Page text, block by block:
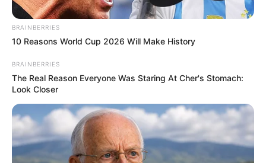
BRAINBERRIES
10 Reasons World Cup 2026 Will Make History
BRAINBERRIES
The Real Reason Everyone Was Staring At Cher's Stomach:
Look Closer